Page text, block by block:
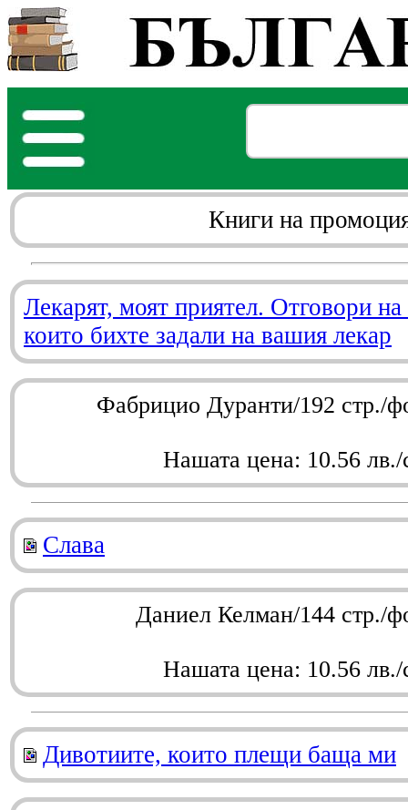
Книги на
Лекарят, моят приятел. Отговори
които бихте задали на вашия лекар
Фабрицио Дуранти/192 стр./
Нашата цена: 10.56 лв./
Слава
Даниел Келман/144 стр./
Нашата цена: 10.56 лв./
Дивотиите, които плещи баща ми